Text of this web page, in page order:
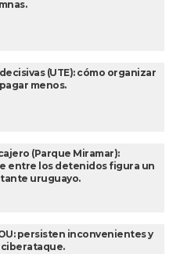
(UTE): cómo organizar
menos.
(Parque Miramar):
entre los detenidos figura un
uruguayo.
persisten inconvenientes y